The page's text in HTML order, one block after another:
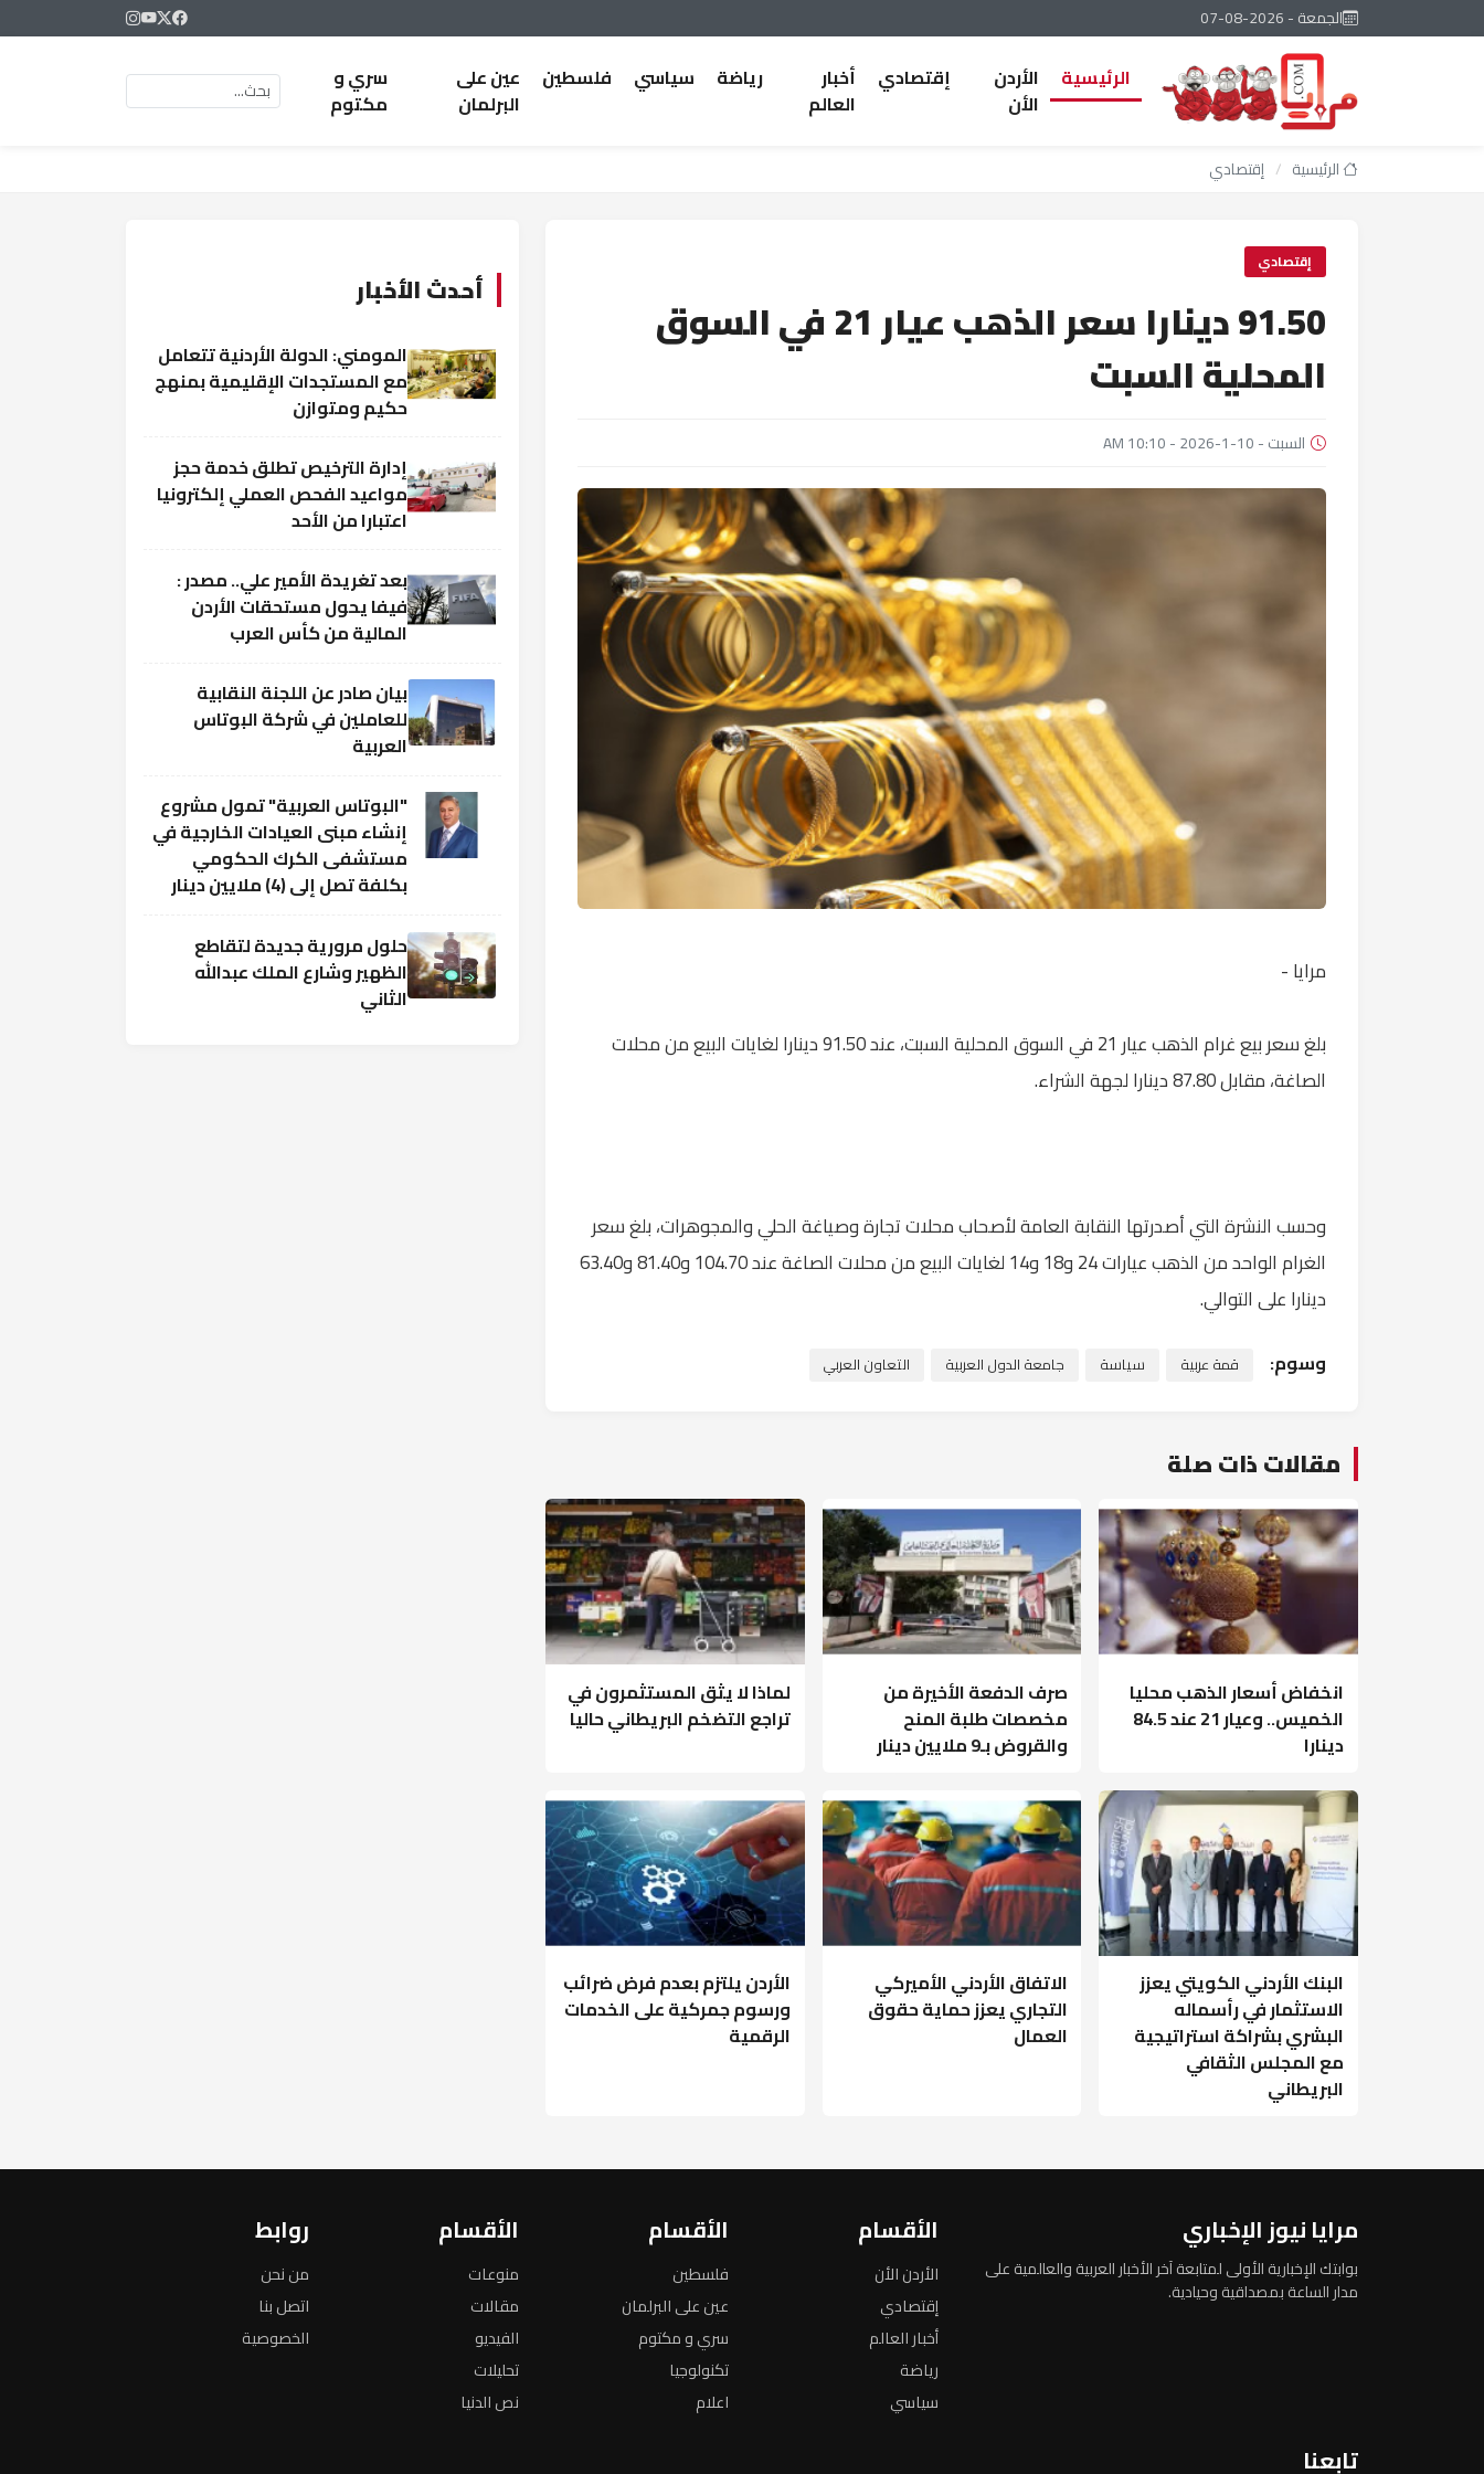
الجمعة - 2026-08-07
الرئيسية
الأردن
الأن
إقتصادي
أخبار
العالم
رياضة سياسي فلسطين
عين على
البرلمان
سري و
مكتوم
الرئيسية / إقتصادي
إقتصادي
91.50 دينارا سعر الذهب عيار 21 في السوق
المحلية السبت
السبت - 10-1-2026 - 10:10 AM
مرايا -
بلغ سعر بيع غرام الذهب عيار 21 في السوق المحلية السبت، عند 91.50 دينارا لغايات البيع من محلات
الصاغة، مقابل 87.80 دينارا لجهة الشراء.
وحسب النشرة التي أصدرتها النقابة العامة لأصحاب محلات تجارة وصياغة الحلي والمجوهرات، بلغ سعر
الغرام الواحد من الذهب عيارات 24 و18 و14 لغايات البيع من محلات الصاغة عند 104.70 و81.40 و63.40
دينارا على التوالي.
وسوم: قمة عربية سياسة جامعة الدول العربية التعاون العربي
مقالات ذات صلة
انخفاض أسعار الذهب محليا
الخميس.. وعيار 21 عند 84.5
دينارا
صرف الدفعة الأخيرة من
مخصصات طلبة المنح
والقروض بـ9 ملايين دينار
لماذا لا يثق المستثمرون في
تراجع التضخم البريطاني حاليا
البنك الأردني الكويتي يعزز
الاستثمار في رأسماله
البشري بشراكة استراتيجية
مع المجلس الثقافي
البريطاني
الاتفاق الأردني الأميركي
التجاري يعزز حماية حقوق
العمال
الأردن يلتزم بعدم فرض ضرائب
ورسوم جمركية على الخدمات
الرقمية
أحدث الأخبار
المومني: الدولة الأردنية تتعامل
مع المستجدات الإقليمية بمنهج
حكيم ومتوازن
إدارة الترخيص تطلق خدمة حجز
مواعيد الفحص العملي إلكترونيا
اعتبارا من الأحد
بعد تغريدة الأمير علي.. مصدر :
فيفا يحول مستحقات الأردن
المالية من كأس العرب
بيان صادر عن اللجنة النقابية
للعاملين في شركة البوتاس
العربية
"البوتاس العربية" تمول مشروع
إنشاء مبنى العيادات الخارجية في
مستشفى الكرك الحكومي
بكلفة تصل إلى (4) ملايين دينار
حلول مرورية جديدة لتقاطع
الظهير وشارع الملك عبدالله
الثاني
مرايا نيوز الإخباري
بوابتك الإخبارية الأولى لمتابعة آخر الأخبار العربية والعالمية على
مدار الساعة بمصداقية وحيادية.
الأقسام
الأردن الأن
إقتصادي
أخبار العالم
رياضة
سياسي
الأقسام
فلسطين
عين على البرلمان
سري و مكتوم
تكنولوجيا
اعلام
الأقسام
منوعات
مقالات
الفيديو
تحليلات
نص الدنيا
روابط
من نحن
اتصل بنا
الخصوصية
تابعنا